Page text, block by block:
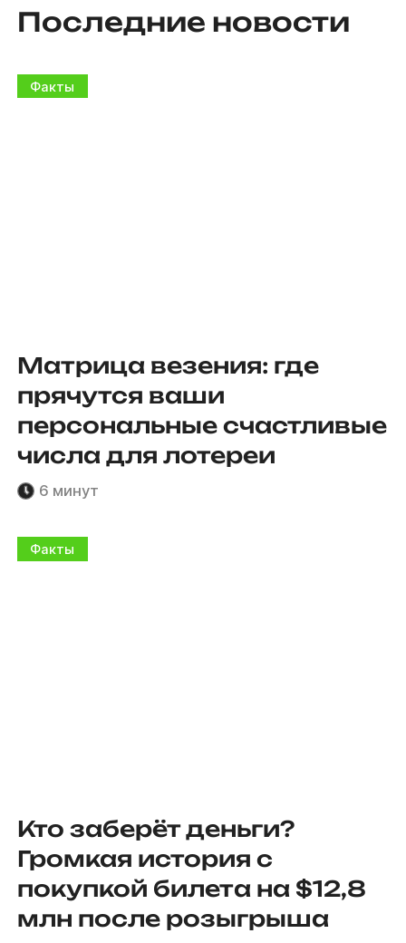
Последние новости
Факты
Матрица везения: где
прячутся ваши
персональные счастливые
числа для лотереи
6 минут
Факты
Кто заберёт деньги?
Громкая история с
покупкой билета на $12,8
млн после розыгрыша